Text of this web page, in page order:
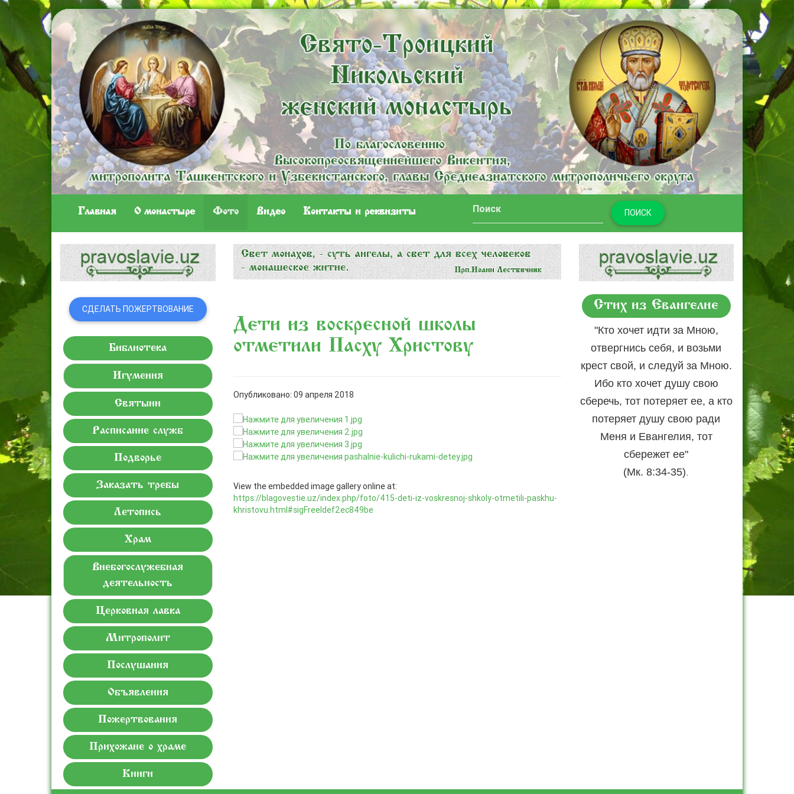
Главная O монастыре Фото Видео Контакты и реквизиты ПОИСК
СДЕЛАТЬ ПОЖЕРТВОВАНИЕ
Библиотека
Игумения
Святыни
Расписание служб
Подворье
Заказать требы
Летопись
Храм
Внебогослужебная
деятельность
Церковная лавка
Митрополит
Послушания
Объявления
Пожертвования
Прихожане о храме
Книги
Дети из воскресной школы
отметили Пасху Христову
Опубликовано: 09 апреля 2018
View the embedded image gallery online at:
https://blagovestie.uz/index.php/foto/415-deti-iz-voskresnoj-shkoly-otmetili-paskhu-
khristovu.html#sigFreeIdef2ec849be
Стих из Евангелие
"Кто хочет идти за Мною,
отвергнись себя, и возьми
крест свой, и следуй за Мною.
Ибо кто хочет душу свою
сберечь, тот потеряет ее, а кто
потеряет душу свою ради
Меня и Евангелия, тот
сбережет ее"
(Мк. 8:34-35).